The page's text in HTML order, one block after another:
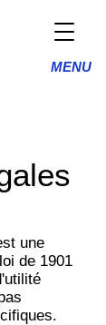
MENU
une
de 1901